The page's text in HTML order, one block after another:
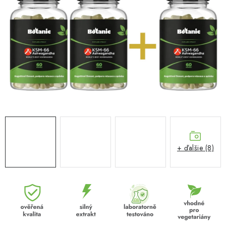
OSTATNÉ
DOVOLENKA
Doprava a platba Recenzie
Vernostný program
+ ďalšie (8)